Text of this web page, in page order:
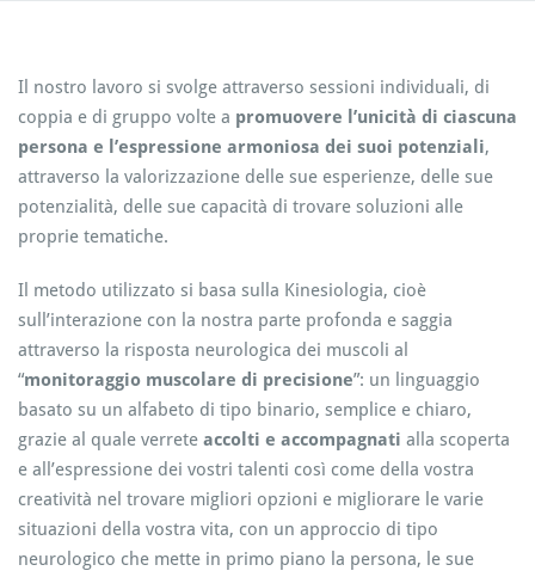
Il nostro lavoro si svolge attraverso sessioni individuali, di
coppia e di gruppo volte a promuovere l’unicità di ciascuna
persona e l’espressione armoniosa dei suoi potenziali,
attraverso la valorizzazione delle sue esperienze, delle sue
potenzialità, delle sue capacità di trovare soluzioni alle
proprie tematiche.
Il metodo utilizzato si basa sulla Kinesiologia, cioè
sull’interazione con la nostra parte profonda e saggia
attraverso la risposta neurologica dei muscoli al
“monitoraggio muscolare di precisione”: un linguaggio
basato su un alfabeto di tipo binario, semplice e chiaro,
grazie al quale verrete accolti e accompagnati alla scoperta
e all’espressione dei vostri talenti così come della vostra
creatività nel trovare migliori opzioni e migliorare le varie
situazioni della vostra vita, con un approccio di tipo
neurologico che mette in primo piano la persona, le sue